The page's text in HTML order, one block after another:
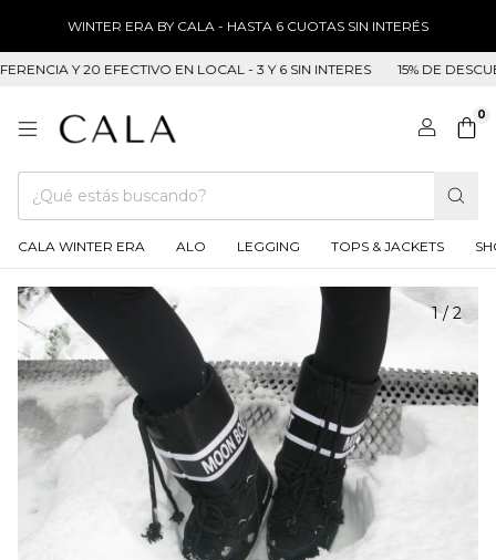
WINTER ERA BY CALA - HASTA 6 CUOTAS SIN INTERÉS
Y 20 EFECTIVO EN LOCAL - 3 Y 6 SIN INTERES 15% DE
0
CALA WINTER ERA ALO LEGGING TOPS & JACKETS
1/2